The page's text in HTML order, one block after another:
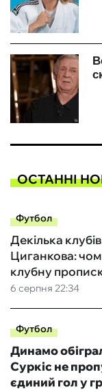
ОСТАННІ
Футбол
6 серпня 22:34
Декілька
Циганкова:
клубну
Футбол
Динамо
Суркіс не
єдиний гол у